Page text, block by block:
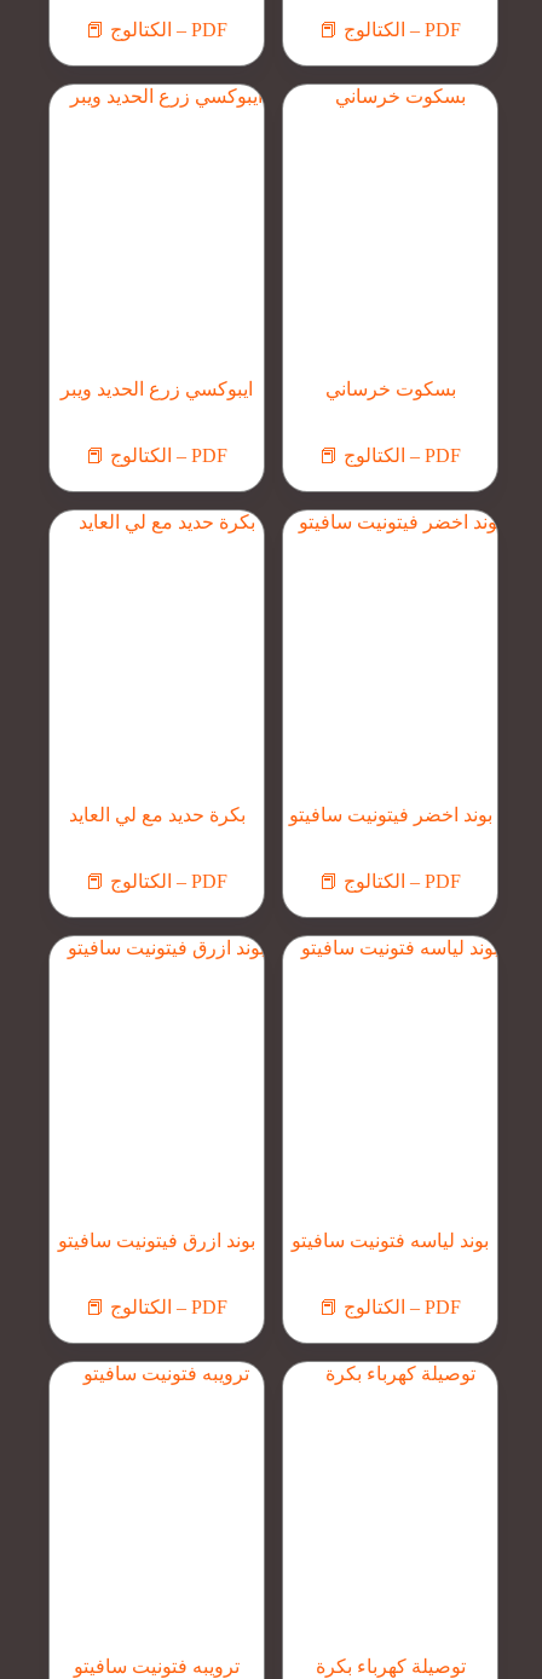
📕 الكتالوج – PDF 📕 الكتالوج – PDF
ايبوكسي زرع الحديد ويبر
📕 الكتالوج – PDF
بسكوت خرساني
📕 الكتالوج – PDF
بكرة حديد مع لي العايد
📕 الكتالوج – PDF
بوند اخضر فيتونيت سافيتو
📕 الكتالوج – PDF
بوند ازرق فيتونيت سافيتو
📕 الكتالوج – PDF
بوند لياسه فتونيت سافيتو
📕 الكتالوج – PDF
ترويبه فتونيت سافيتو توصيلة كهرباء بكرة